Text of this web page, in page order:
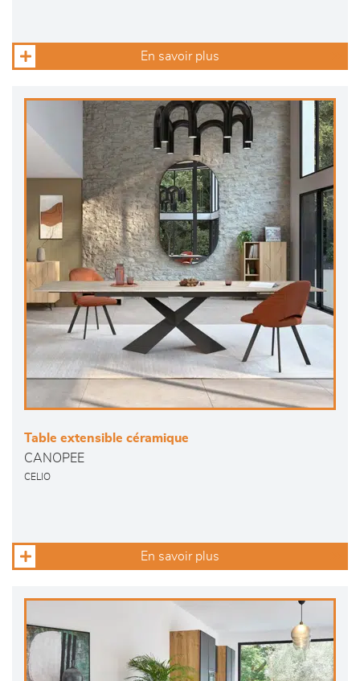
En savoir plus
Table extensible céramique
CANOPEE
CELIO
En savoir plus